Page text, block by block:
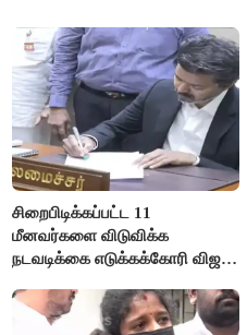
சிறைபிடிக்கப்பட்ட 11
மீனவர்களை விடுவிக்க
நடவடிக்கை எடுக்கக்கோரி விஜய்